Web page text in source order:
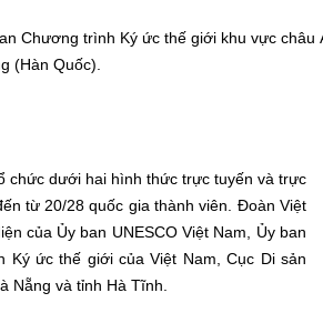
Chương trình Ký ức thế giới khu vực
(Hàn Quốc).
chức dưới hai hình thức trực tuyến và trực
từ 20/28 quốc gia thành viên. Đoàn Việt
của Ủy ban UNESCO Việt Nam, Ủy ban
Ký ức thế giới của Việt Nam, Cục Di sản
Nẵng và tỉnh Hà Tĩnh.